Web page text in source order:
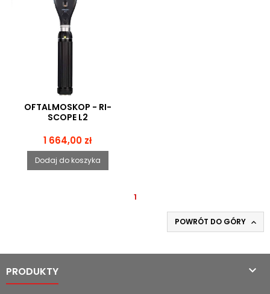
OFTALMOSKOP - RI-
SCOPE L2
Cena
1 664,00 zł
Dodaj do koszyka
1
POWRÓT DO GÓRY 
PRODUKTY 